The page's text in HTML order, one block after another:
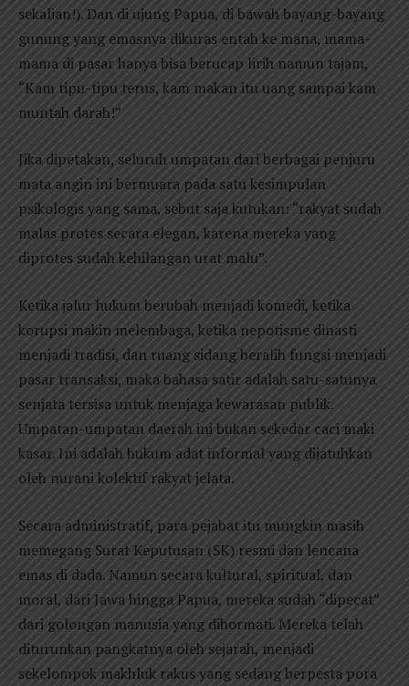
sekalian!). Dan di ujung Papua, di bawah bayang-bayang
gunung yang emasnya dikuras entah ke mana, mama-
mama di pasar hanya bisa berucap lirih namun tajam,
“Kam tipu-tipu terus, kam makan itu uang sampai kam
muntah darah!”
Jika dipetakan, seluruh umpatan dari berbagai penjuru
mata angin ini bermuara pada satu kesimpulan
psikologis yang sama, sebut saja kutukan: “rakyat sudah
malas protes secara elegan, karena mereka yang
diprotes sudah kehilangan urat malu”.
Ketika jalur hukum berubah menjadi komedi, ketika
korupsi makin melembaga, ketika nepotisme dinasti
menjadi tradisi, dan ruang sidang beralih fungsi menjadi
pasar transaksi, maka bahasa satir adalah satu-satunya
senjata tersisa untuk menjaga kewarasan publik.
Umpatan-umpatan daerah ini bukan sekedar caci maki
kasar. Ini adalah hukum adat informal yang dijatuhkan
oleh nurani kolektif rakyat jelata.
Secara administratif, para pejabat itu mungkin masih
memegang Surat Keputusan (SK) resmi dan lencana
emas di dada. Namun secara kultural, spiritual, dan
moral, dari Jawa hingga Papua, mereka sudah “dipecat”
dari golongan manusia yang dihormati. Mereka telah
diturunkan pangkatnya oleh sejarah, menjadi
sekelompok makhluk rakus yang sedang berpesta pora